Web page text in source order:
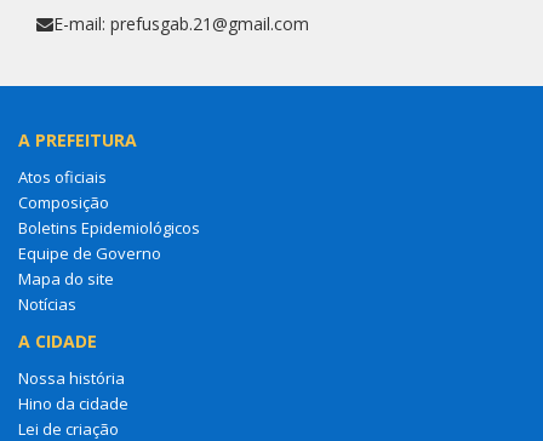
E-mail: prefusgab.21@gmail.com
A PREFEITURA
Atos oficiais
Composição
Boletins Epidemiológicos
Equipe de Governo
Mapa do site
Notícias
A CIDADE
Nossa história
Hino da cidade
Lei de criação